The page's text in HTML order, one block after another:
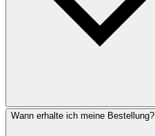
Wann erhalte ich meine Bestellung?